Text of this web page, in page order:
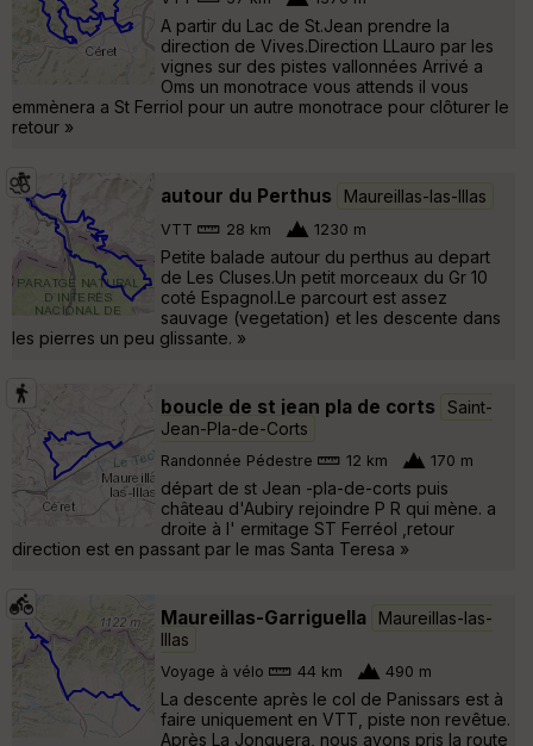
A partir du Lac de St.Jean prendre la
direction de Vives.Direction LLauro par les
vignes sur des pistes vallonnées Arrivé a
Oms un monotrace vous attends il vous
emmènera a St Ferriol pour un autre monotrace pour clôturer le
retour »
autour du Perthus Maureillas-las-Illas
VTT 28 km 1230 m
Petite balade autour du perthus au depart
de Les Cluses.Un petit morceaux du Gr 10
coté Espagnol.Le parcourt est assez
sauvage (vegetation) et les descente dans
les pierres un peu glissante. »
boucle de st jean pla de corts
Saint-
Jean-Pla-de-Corts
Randonnée Pédestre 12 km 170 m
départ de st Jean -pla-de-corts puis
château d'Aubiry rejoindre P R qui mène. a
droite à l' ermitage ST Ferréol ,retour
direction est en passant par le mas Santa Teresa »
Maureillas-Garriguella
Maureillas-las-
Illas
Voyage à vélo 44 km 490 m
La descente après le col de Panissars est à
faire uniquement en VTT, piste non revêtue.
Après La Jonquera, nous avons pris la route